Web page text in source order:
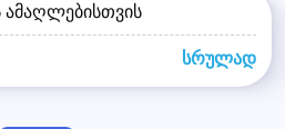
ამაღლებისთვის
სრულად